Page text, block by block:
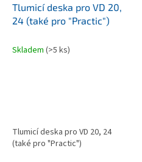
Tlumicí deska pro VD 20,
24 (také pro "Practic")
Skladem (>5 ks)
Tlumicí deska pro VD 20, 24
(také pro "Practic")